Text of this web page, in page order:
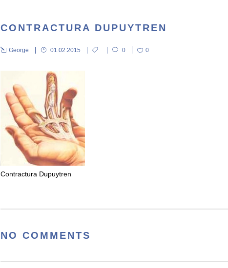
CONTRACTURA DUPUYTREN
George 01.02.2015 0 0
Contractura Dupuytren
NO COMMENTS